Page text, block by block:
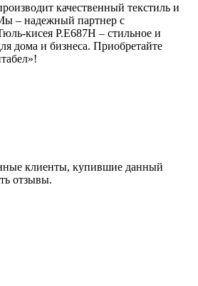
качественный текстиль и
– надежный партнер с
кисея Р.Е687Н – стильное и
дома и бизнеса. Приобретайте
клиенты, купившие данный
отзывы.